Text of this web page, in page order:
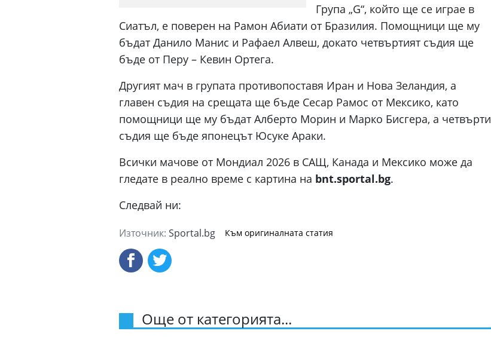
Група „G“, който ще се играе в
Сиатъл, е поверен на Рамон Абиати от Бразилия. Помощници ще му
бъдат Данило Манис и Рафаел Алвеш, докато четвъртият съдия ще
бъде от Перу – Кевин Ортега.
Другият мач в групата противопоставя Иран и Нова Зеландия, а
главен съдия на срещата ще бъде Сесар Рамос от Мексико, като
помощници ще му бъдат Алберто Морин и Марко Бисгера, а четвърти
съдия ще бъде японецът Юсуке Араки.
Всички мачове от Мондиал 2026 в САЩ, Канада и Мексико може да
гледате в реално време с картина на bnt.sportal.bg.
Следвай ни:
Източник: Sportal.bg Към оригиналната статия
Още от категорията...